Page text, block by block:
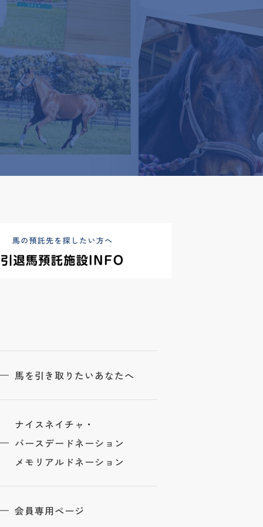
馬を引き取りたいあなたへ
ナイスネイチャ・
バースデードネーション
メモリアルドネーション
会員専用ページ